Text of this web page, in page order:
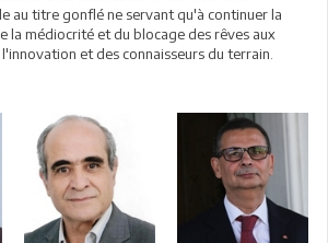
au titre gonflé ne servant qu'à continuer la
la médiocrité et du blocage des rêves aux
et des connaisseurs du terrain.